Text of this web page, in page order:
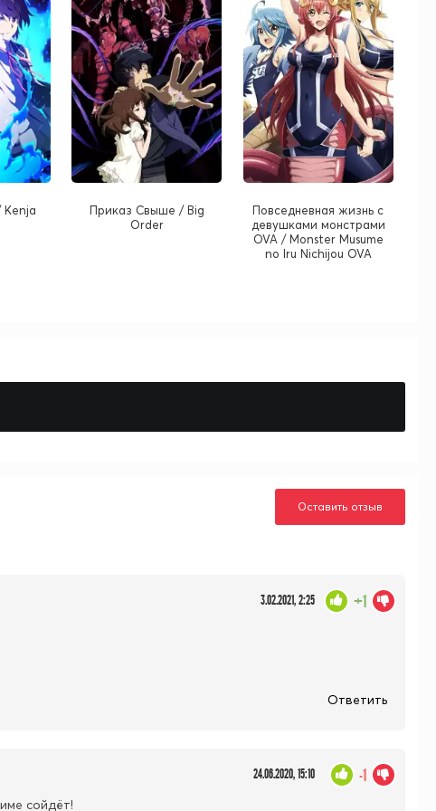
Kenja
Приказ Свыше / Big
Order
Повседневная жизнь с
девушками монстрами
OVA / Monster Musume
no Iru Nichijou OVA
Оставить отзыв
3.02.2021, 2:25 +1
Ответить
24.06.2020, 15:10
сойдёт!
-1